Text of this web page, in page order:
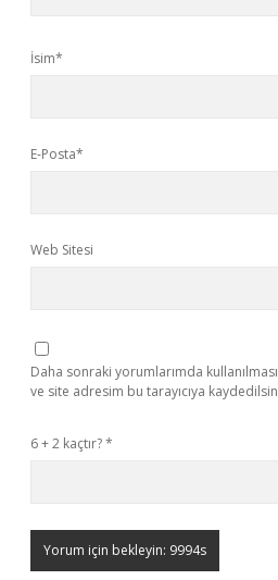
İsim*
E-Posta*
Web Sitesi
Daha sonraki yorumlarımda
ve site adresim bu tarayıcıya
6 + 2 kaçtır?*